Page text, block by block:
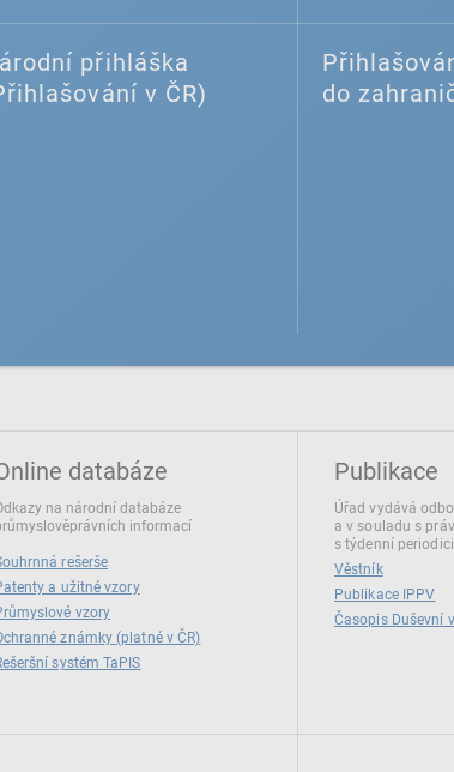
přihláška
v ČR)
do
databáze
na národní databáze
informací
rešerše
a užitné vzory
vzory
známky (platné v ČR)
systém TaPIS
Publikace
Úřad vydává
a v souladu s
s týdenní
Věstník
Publikace IPPV
Časopis Duševní